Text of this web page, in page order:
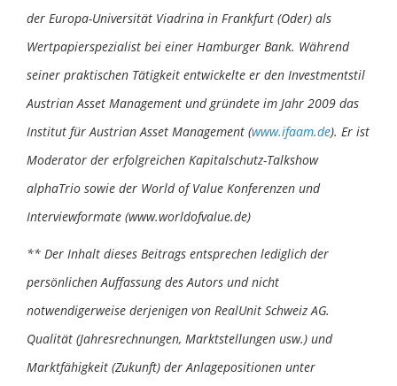
der Europa-Universität Viadrina in Frankfurt (Oder) als
Wertpapierspezialist bei einer Hamburger Bank. Während
seiner praktischen Tätigkeit entwickelte er den Investmentstil
Austrian Asset Management und gründete im Jahr 2009 das
Institut für Austrian Asset Management (www.ifaam.de). Er ist
Moderator der erfolgreichen Kapitalschutz-Talkshow
alphaTrio sowie der World of Value Konferenzen und
Interviewformate (www.worldofvalue.de)
** Der Inhalt dieses Beitrags entsprechen lediglich der
persönlichen Auffassung des Autors und nicht
notwendigerweise derjenigen von RealUnit Schweiz AG.
Qualität (Jahresrechnungen, Marktstellungen usw.) und
Marktfähigkeit (Zukunft) der Anlagepositionen unter